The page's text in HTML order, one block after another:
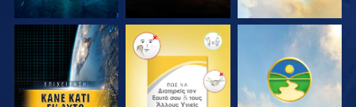
ΠΑΡΑΚΟΛΟΥΘΗΣΤΕ ΠΑΡΑΚΟΛΟΥΘΗΣΤΕ ΠΑΡΑΚΟΛΟΥΘΗΣΤΕ